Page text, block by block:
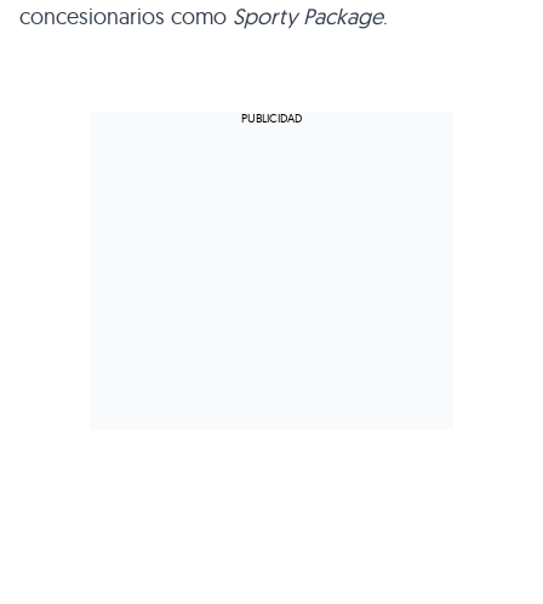
concesionarios como Sporty Package.